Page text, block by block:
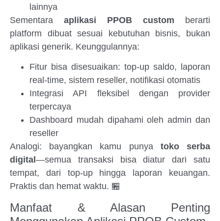
lainnya
Sementara aplikasi PPOB custom berarti
platform dibuat sesuai kebutuhan bisnis, bukan
aplikasi generik. Keunggulannya:
Fitur bisa disesuaikan: top-up saldo, laporan
real-time, sistem reseller, notifikasi otomatis
Integrasi API fleksibel dengan provider
terpercaya
Dashboard mudah dipahami oleh admin dan
reseller
Analogi: bayangkan kamu punya toko serba
digital —semua transaksi bisa diatur dari satu
tempat, dari top-up hingga laporan keuangan.
Praktis dan hemat waktu. 🏪
Manfaat & Alasan Penting